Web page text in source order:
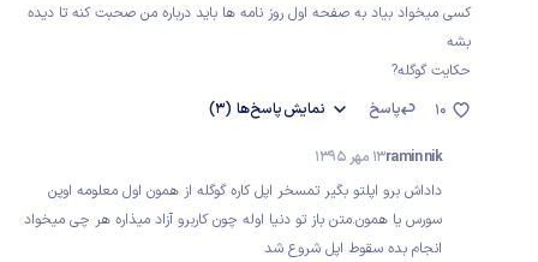
کسی میخواد بیاد به صفحه اول روز نامه ها باید درباره من صحبت کنه تا دیده
بشه
حکایت گوگله?
پاسخ
نمایشپاسخ‌ها (3) 10
ramin nik13 مهر 1395
داداش برو اپلتو بگیر تمسخر اپل کاره گوگله از همون اول معلومه اوپن
سورس یا همون.متن باز تو دنیا اوله چون کاربرو آزاد میذاره هر چی میخواد
انجام بده سقوط اپل شروع شد